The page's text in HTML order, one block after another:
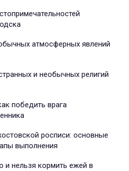
атмосферных явлений
и необычных религий
победить врага
росписи: основные
выполнения
и нельзя кормить ежей в